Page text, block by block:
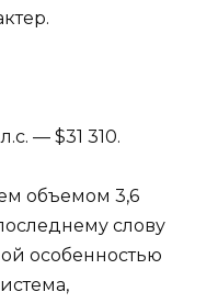
— $31 310.
объемом 3,6
слову
особенностью